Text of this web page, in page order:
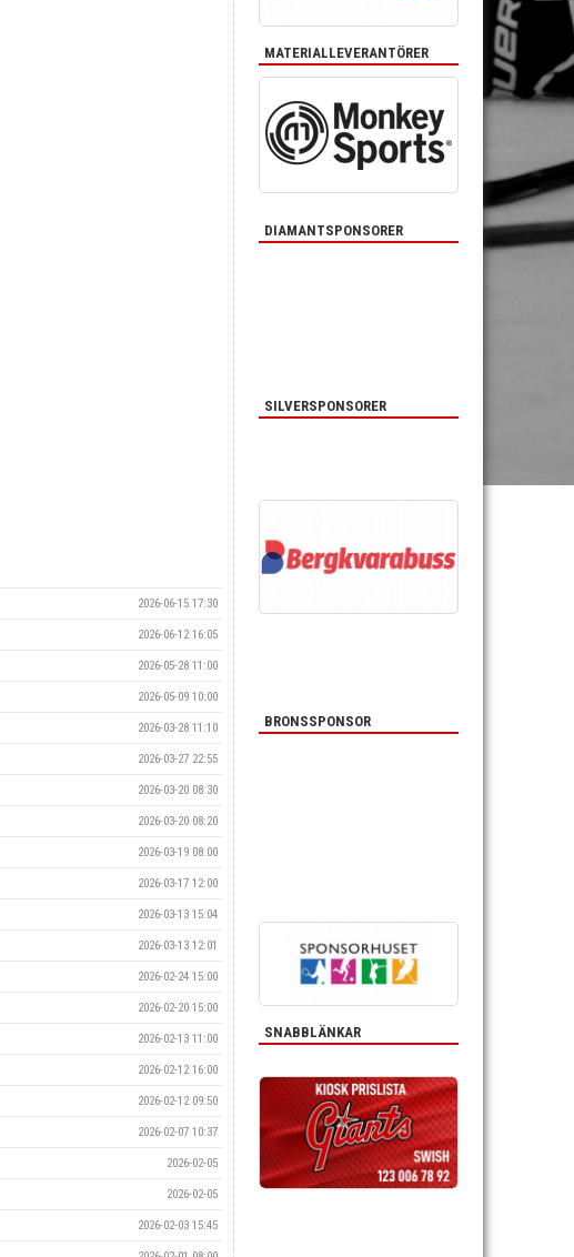
2026-06-15 17:30
2026-06-12 16:05
2026-05-28 11:00
2026-05-09 10:00
2026-03-28 11:10
2026-03-27 22:55
2026-03-20 08:30
2026-03-20 08:20
2026-03-19 08:00
2026-03-17 12:00
2026-03-13 15:04
2026-03-13 12:01
2026-02-24 15:00
2026-02-20 15:00
2026-02-13 11:00
2026-02-12 16:00
2026-02-12 09:50
2026-02-07 10:37
2026-02-05
2026-02-05
2026-02-03 15:45
MATERIALLEVERANTÖRER
DIAMANTSPONSORER
SILVERSPONSORER
BRONSSPONSOR
SNABBLÄNKAR